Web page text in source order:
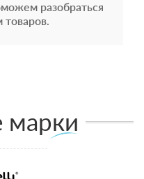
разобраться
марки